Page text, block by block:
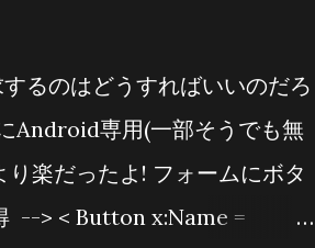
の解説ページです マゼピン
連のページ。セットアップか
しています [ブログカード風
にお越しいただけない方には
るのはどうすればいいのだろ
Android専用(一部そうでも無
楽だったよ! フォームにボタ
--> < Button x:Name =